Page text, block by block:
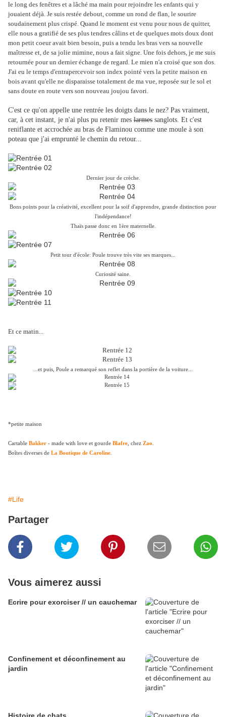
le long des fenêtres et a lâché ma main pour rejoindre les enfants qui y
jouaient déjà. Je suis restée debout, comme un rond de flan, le sourire
soudainement plus crispé. Quand le moment est venu pour nous de quitter,
elle nous a gratifié de ses plus tendres câlins et de quelques mots doux dont
mon petit coeur avait bien besoin, puis a tendu les bras vers sa nouvelle
maîtresse et, de sa jolie mimine, nous a fait signe. Une fois dehors, je me suis
retournée pour un dernier échange de regard. Le mien n'a croisé que son dos.
J'ai eu le temps d'entrapercevoir son index pointé vers la petite maison en
bois avant qu'elle ne disparaisse totalement de ma vue, reposée sur le sol et
sans doute en route vers son nouveau joujou favori.
C'est ce qu'on appelle une rentrée les doigts dans le nez? Pas vraiment,
car, à cet instant, je n'ai plus pu retenir mes larmes sanglots. Et c'est
reniflante et accrochée au bras de Flaminou comme une moule à son
poteau que j'ai emprunté le chemin du retour...
Dernier jour de crèche.
Bons points pour la créativité, excellent pour la soif d'apprendre, grande distinction pour
l'indépendance!
Thaïs passe donc en 1ère maternelle.
Petit tour d'école: Poule trouve très vite ses marques...
Curiosité saine.
Et ce matin...
...et puis, Poule a remarqué son reflet dans la portière de la voiture...
*petite maison
Cartable Bakker - made with love et gourde Blafre , chez Zao
Boîtes diverses de La Boutique de Caroline
#Life
Partager
Vous aimerez aussi
Ecrire pour exorciser // un cauchemar
Confinement et déconfinement au
jardin